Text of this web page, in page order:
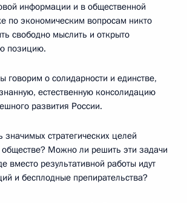
информации и в общественной
по экономическим вопросам никто
свободно мыслить и открыто
позицию.
говорим о солидарности и единстве,
естественную консолидацию
развития России.
стратегических целей
Можно ли решить эти задачи
вместо результативной работы идут
и бесплодные препирательства?